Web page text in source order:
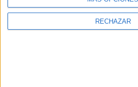
RECHAZAR